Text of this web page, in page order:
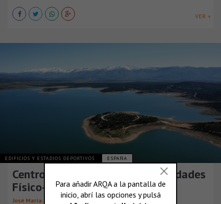
VER +
EDIFICIOS Y ESTADIOS DEPORTIVOS ESPAÑA
Centro de Tecnificación de Actividades
Físico-Deportivas y de Ocio
José María Sánchez García